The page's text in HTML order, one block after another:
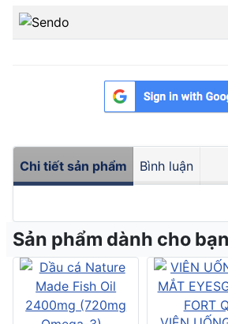
Chi tiết sản phẩm Bình luận
Sản phẩm dành cho bạn